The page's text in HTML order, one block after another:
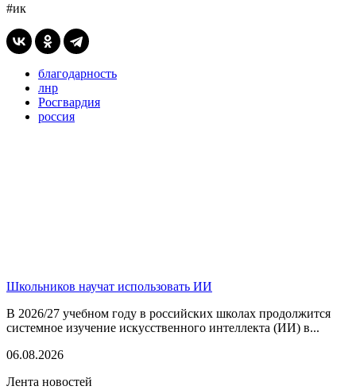
#ик
благодарность
лнр
Росгвардия
россия
Школьников научат использовать ИИ
В 2026/27 учебном году в российских школах продолжится
системное изучение искусственного интеллекта (ИИ) в...
06.08.2026
Лента новостей